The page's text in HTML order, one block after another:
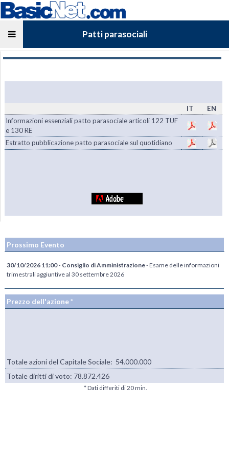
Patti parasociali
IT
EN
Informazioni essenziali patto parasociale articoli 122 TUF
e 130 RE
Estratto pubblicazione patto parasociale sul quotidiano
Prossimo Evento
30/10/2026 11:00 - Consiglio di Amministrazione- Esame delle informazioni
trimestrali aggiuntive al 30 settembre 2026
Prezzo dell'azione *
Totale azioni del Capitale Sociale: 54.000.000
Totale diritti di voto: 78.872.426
* Dati differiti di 20 min.